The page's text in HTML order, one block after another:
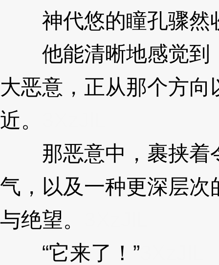
神代悠的瞳孔骤然
他能清晰地感觉到
大恶意，正从那个方
近。
那恶意中，裹挟着
气，以及一种更深层
与绝望。
“它来了！”